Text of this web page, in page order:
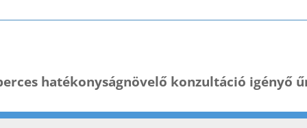
hatékonyságnövelő konzultáció igényő